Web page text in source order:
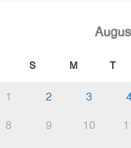
S M T
1 2 3
8
9 10